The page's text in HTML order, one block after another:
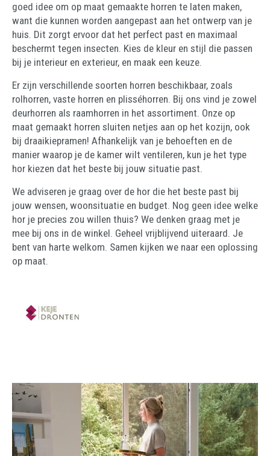
goed idee om op maat gemaakte horren te laten maken,
want die kunnen worden aangepast aan het ontwerp van je
huis. Dit zorgt ervoor dat het perfect past en maximaal
beschermt tegen insecten. Kies de kleur en stijl die passen
bij je interieur en exterieur, en maak een keuze.
Er zijn verschillende soorten horren beschikbaar, zoals
rolhorren, vaste horren en plisséhorren. Bij ons vind je zowel
deurhorren als raamhorren in het assortiment. Onze op
maat gemaakt horren sluiten netjes aan op het kozijn, ook
bij draaikiepramen! Afhankelijk van je behoeften en de
manier waarop je de kamer wilt ventileren, kun je het type
hor kiezen dat het beste bij jouw situatie past.
We adviseren je graag over de hor die het beste past bij
jouw wensen, woonsituatie en budget. Nog geen idee welke
hor je precies zou willen thuis? We denken graag met je
mee bij ons in de winkel. Geheel vrijblijvend uiteraard. Je
bent van harte welkom. Samen kijken we naar een oplossing
op maat.